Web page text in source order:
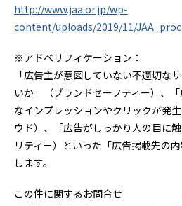
http://www.jaa.or.jp/wp-
content/uploads/2019/11/
※アドベリフィケーション：
「広告主が意図していない不適切な
いか」（ブランドセーフティー）、
なインプレッションやクリックが発
ウド）、「広告がしっかり人の目に
リティー）といった「広告掲載先の
します。
この件に関するお問合せ